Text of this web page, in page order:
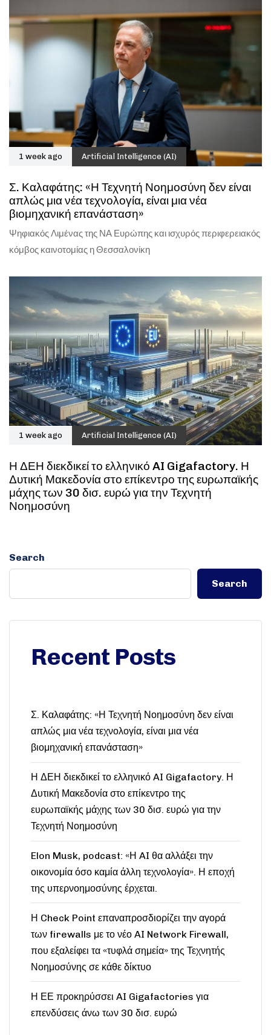
1 week ago Artificial Intelligence (AI)
Σ. Καλαφάτης: «Η Τεχνητή Νοημοσύνη δεν είναι
απλώς μια νέα τεχνολογία, είναι μια νέα
βιομηχανική επανάσταση»
Ψηφιακός Λιμένας της ΝΑ Ευρώπης και ισχυρός περιφερειακός
κόμβος καινοτομίας η Θεσσαλονίκη
1 week ago Artificial Intelligence (AI)
Η ΔΕΗ διεκδικεί το ελληνικό AI Gigafactory. Η
Δυτική Μακεδονία στο επίκεντρο της ευρωπαϊκής
μάχης των 30 δισ. ευρώ για την Τεχνητή
Νοημοσύνη
Search
Search
Recent Posts
Σ. Καλαφάτης: «Η Τεχνητή Νοημοσύνη δεν είναι
απλώς μια νέα τεχνολογία, είναι μια νέα
βιομηχανική επανάσταση»
Η ΔΕΗ διεκδικεί το ελληνικό AI Gigafactory. Η
Δυτική Μακεδονία στο επίκεντρο της
ευρωπαϊκής μάχης των 30 δισ. ευρώ για την
Τεχνητή Νοημοσύνη
Elon Musk, podcast: «Η AI θα αλλάξει την
οικονομία όσο καμία άλλη τεχνολογία». Η εποχή
της υπερνοημοσύνης έρχεται.
Η Check Point επαναπροσδιορίζει την αγορά
των firewalls με το νέο AI Network Firewall,
που εξαλείφει τα «τυφλά σημεία» της Τεχνητής
Νοημοσύνης σε κάθε δίκτυο
Η ΕΕ προκηρύσσει AI Gigafactories για
επενδύσεις άνω των 30 δισ. ευρώ